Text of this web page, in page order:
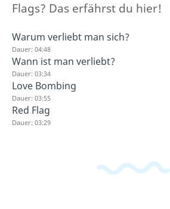
Flags? Das erfährst du hier!
Warum verliebt man sich?
Dauer: 04:48
Wann ist man verliebt?
Dauer: 03:34
Love Bombing
Dauer: 03:55
Red Flag
Dauer: 03:29